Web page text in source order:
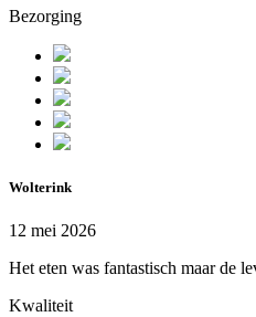
Bezorging
Wolterink
12 mei 2026
Het eten was fantastisch maar de
Kwaliteit